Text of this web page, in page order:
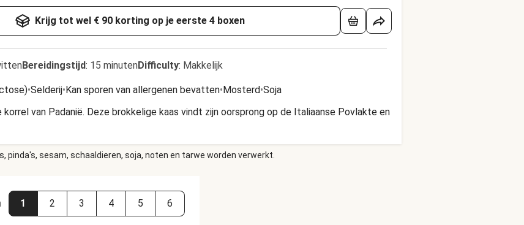
Krijg tot wel € 90 korting op je eerste 4 boxen
Bereidingstijd: 15 minutenDifficulty: Makkelijk
•Selderij•Kan sporen van allergenen bevatten•Mosterd•Soja
van Padanië. Deze brokkelige kaas vindt zijn oorsprong op de Italiaanse Povlakte en
pinda's, sesam, schaaldieren, soja, noten en tarwe worden verwerkt.
1 2 3 4 5 6